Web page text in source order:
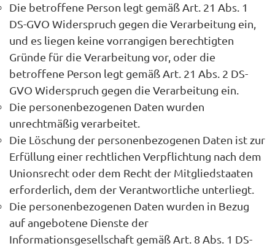
Die betroffene Person legt gemäß Art. 21 Abs. 1
DS-GVO Widerspruch gegen die Verarbeitung ein,
und es liegen keine vorrangigen berechtigten
Gründe für die Verarbeitung vor, oder die
betroffene Person legt gemäß Art. 21 Abs. 2 DS-
GVO Widerspruch gegen die Verarbeitung ein.
Die personenbezogenen Daten wurden
unrechtmäßig verarbeitet.
Die Löschung der personenbezogenen Daten ist zur
Erfüllung einer rechtlichen Verpflichtung nach dem
Unionsrecht oder dem Recht der Mitgliedstaaten
erforderlich, dem der Verantwortliche unterliegt.
Die personenbezogenen Daten wurden in Bezug
auf angebotene Dienste der
Informationsgesellschaft gemäß Art. 8 Abs. 1 DS-